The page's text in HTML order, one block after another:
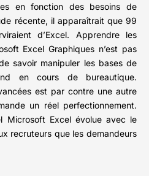
en fonction des besoins de
récente, il apparaîtrait que 99
d’Excel. Apprendre les
Excel Graphiques n’est pas
savoir manipuler les bases de
en cours de bureautique.
est par contre une autre
un réel perfectionnement.
Microsoft Excel évolue avec le
recruteurs que les demandeurs